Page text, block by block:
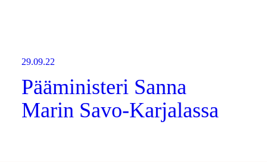
29.09.22
Pääministeri Sanna
Marin Savo-Karjalassa